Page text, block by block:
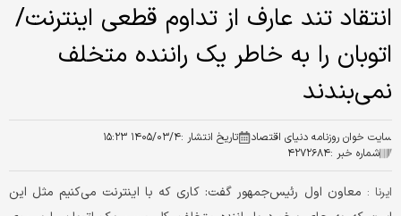
انتقاد تند عارف از تداوم قطعی اینترنت/
اتوبان را به خاطر یک راننده متخلف
نمی‌بندند
سایت خوان روزنامه دنیای اقتصاد تاریخ انتشار :۱۴۰۵/۰۳/۴ ۱۵:۲۳
شماره خبر :۴۲۷۲۶۸۴
ایرنا : معاون اول رئیس‌جمهور گفت: کاری که با اینترنت می‌کنیم مثل این